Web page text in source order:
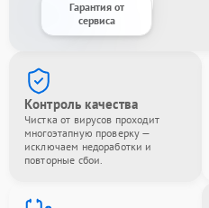
Гарантия от
сервиса
Контроль качества
Чистка от вирусов проходит
многоэтапную проверку —
исключаем недоработки и
повторные сбои.